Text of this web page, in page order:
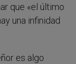
que «el último
una infinidad
es algo